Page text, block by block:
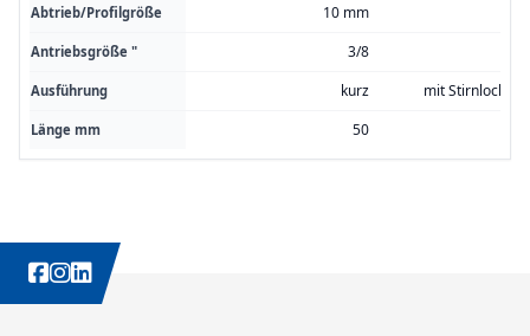
Abtrieb/Profilgröße 10 mm
Antriebsgröße " 3/8
Ausführung kurz mit
Länge mm 50
WEITERE INTERESSANTE INHALTE IMMER AUCH AUF: